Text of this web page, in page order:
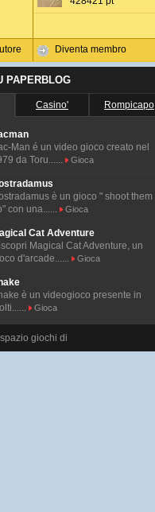
Diventa membro
PAPERBLOG
Casino' Rompicapo
Man é un video gioco creato nel
da Toru......
Gioca
è un gioco " shoot them
con una......
Gioca
Cat Adventure
Magical Cat Adventure, un
d'arcade......
Gioca
è un videogioco presente in
Gioca
giochi di